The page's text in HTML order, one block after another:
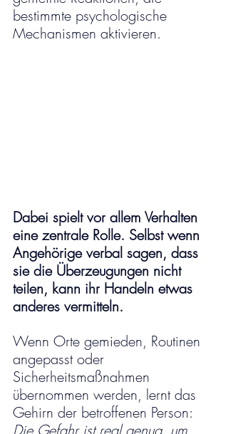
bestimmte psychologische
Mechanismen aktivieren.
Dabei spielt vor allem Verhalten
eine zentrale Rolle. Selbst wenn
Angehörige verbal sagen, dass
sie die Überzeugungen nicht
teilen, kann ihr Handeln etwas
anderes vermitteln.
Wenn Orte gemieden, Routinen
angepasst oder
Sicherheitsmaßnahmen
übernommen werden, lernt das
Gehirn der betroffenen Person:
Die Gefahr ist real genug, um